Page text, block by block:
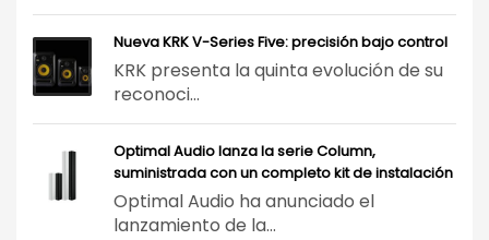
Nueva KRK V-Series Five: precisión bajo control
KRK presenta la quinta evolución de su
reconoci...
Optimal Audio lanza la serie Column,
suministrada con un completo kit de instalación
Optimal Audio ha anunciado el
lanzamiento de la...